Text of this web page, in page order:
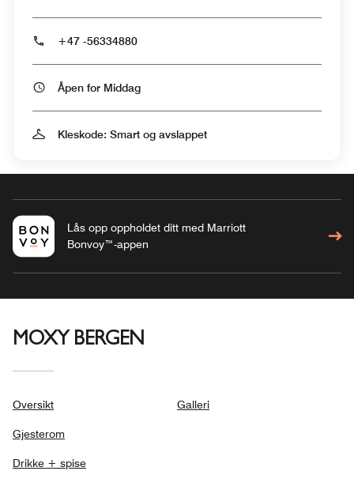
+47 -56334880
Åpen for Middag
Kleskode: Smart og avslappet
Lås opp oppholdet ditt med Marriott
Bonvoy™-appen
MOXY BERGEN
Oversikt
Gjesterom
Drikke + spise
Galleri